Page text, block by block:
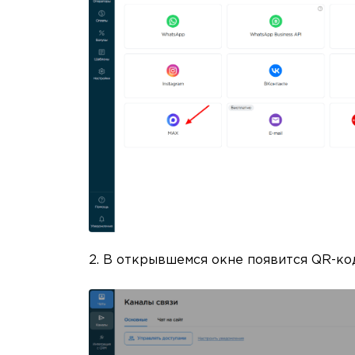
2. В открывшемся окне появится QR-